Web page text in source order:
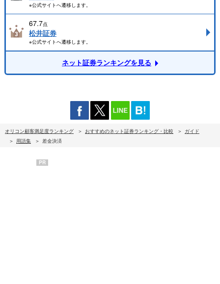
※公式サイトへ遷移します。
67.7点
松井証券
※公式サイトへ遷移します。
ネット証券ランキングを見る
オリコン顧客満足度ランキング おすすめのネット証券ランキング・比較
ガイド
用語集
差金決済
PR